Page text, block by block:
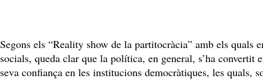
Segons els “Reality show de la partitocràcia” amb els
socials, queda clar que la política, en general, s’ha
seva confiança en les institucions democràtiques, les quals,